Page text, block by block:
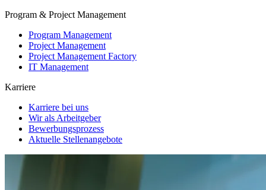
Program & Project Management
Program Management
Project Management
Project Management Factory
IT Management
Karriere
Karriere bei uns
Wir als Arbeitgeber
Bewerbungsprozess
Aktuelle Stellenangebote